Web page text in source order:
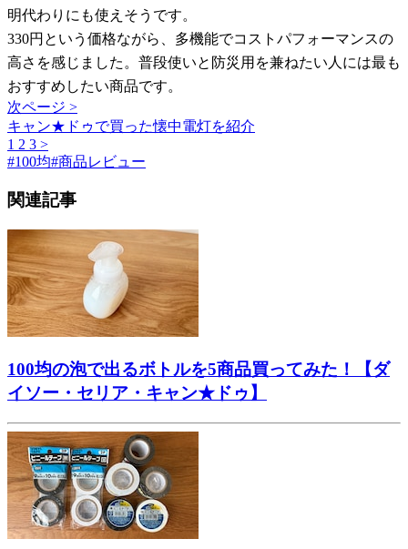
明代わりにも使えそうです。
330円という価格ながら、多機能でコストパフォーマンスの
高さを感じました。普段使いと防災用を兼ねたい人には最も
おすすめしたい商品です。
次ページ >
キャン★ドゥで買った懐中電灯を紹介
1 2 3 >
#100均#商品レビュー
関連記事
100均の泡で出るボトルを5商品買ってみた！【ダ
イソー・セリア・キャン★ドゥ】